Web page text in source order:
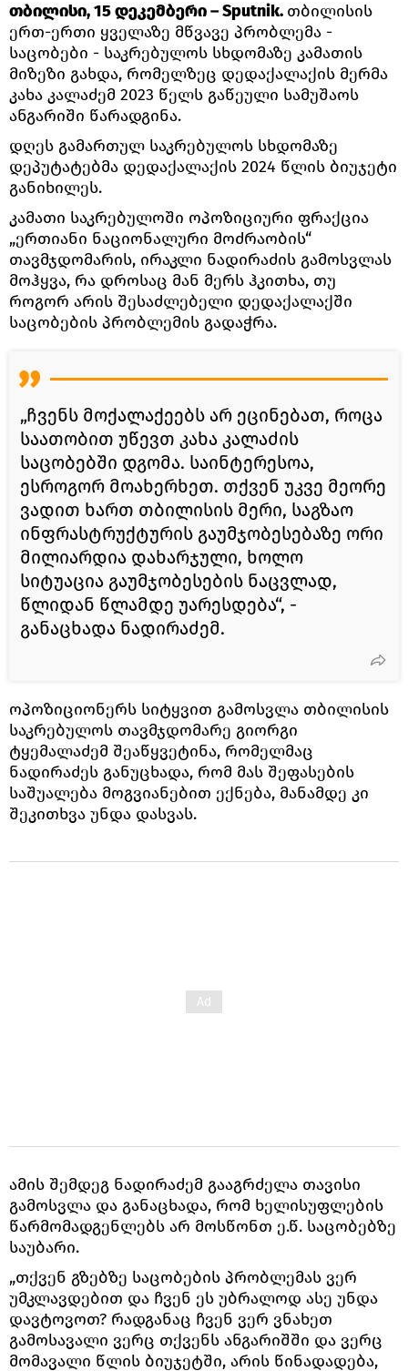
თბილისი, 15 დეკემბერი – Sputnik. თბილისის
ერთ-ერთი ყველაზე მწვავე პრობლემა -
საცობები - საკრებულოს სხდომაზე კამათის
მიზეზი გახდა, რომელზეც დედაქალაქის მერმა
კახა კალაძემ 2023 წელს გაწეული სამუშაოს
ანგარიში წარადგინა.
დღეს გამართულ საკრებულოს სხდომაზე
დეპუტატებმა დედაქალაქის 2024 წლის ბიუჯეტი
განიხილეს.
კამათი საკრებულოში ოპოზიციური ფრაქცია
„ერთიანი ნაციონალური მოძრაობის“
თავმჯდომარის, ირაკლი ნადირაძის გამოსვლას
მოჰყვა, რა დროსაც მან მერს ჰკითხა, თუ
როგორ არის შესაძლებელი დედაქალაქში
საცობების პრობლემის გადაჭრა.
„ჩვენს მოქალაქეებს არ ეცინებათ, როცა
საათობით უწევთ კახა კალაძის
საცობებში დგომა. საინტერესოა,
ესროგორ მოახერხეთ. თქვენ უკვე მეორე
ვადით ხართ თბილისის მერი, საგზაო
ინფრასტრუქტურის გაუმჯობესებაზე ორი
მილიარდია დახარჯული, ხოლო
სიტუაცია გაუმჯობესების ნაცვლად,
წლიდან წლამდე უარესდება“, -
განაცხადა ნადირაძემ.
ოპოზიციონერს სიტყვით გამოსვლა თბილისის
საკრებულოს თავმჯდომარე გიორგი
ტყემალაძემ შეაწყვეტინა, რომელმაც
ნადირაძეს განუცხადა, რომ მას შეფასების
საშუალება მოგვიანებით ექნება, მანამდე კი
შეკითხვა უნდა დასვას.
ამის შემდეგ ნადირაძემ გააგრძელა თავისი
გამოსვლა და განაცხადა, რომ ხელისუფლების
წარმომადგენლებს არ მოსწონთ ე.წ. საცობებზე
საუბარი.
„თქვენ გზებზე საცობების პრობლემას ვერ
უმკლავდებით და ჩვენ ეს უბრალოდ ასე უნდა
დავტოვოთ? რადგანაც ჩვენ ვერ ვნახეთ
გამოსავალი ვერც თქვენს ანგარიშში და ვერც
მომავალი წლის ბიუჯეტში, არის წინადადება,